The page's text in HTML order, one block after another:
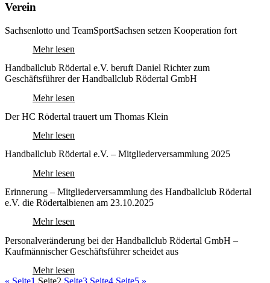
Verein
Sachsenlotto und TeamSportSachsen setzen Kooperation fort
Mehr lesen
Handballclub Rödertal e.V. beruft Daniel Richter zum
Geschäftsführer der Handballclub Rödertal GmbH
Mehr lesen
Der HC Rödertal trauert um Thomas Klein
Mehr lesen
Handballclub Rödertal e.V. – Mitgliederversammlung 2025
Mehr lesen
Erinnerung – Mitgliederversammlung des Handballclub Rödertal
e.V. die Rödertalbienen am 23.10.2025
Mehr lesen
Personalveränderung bei der Handballclub Rödertal GmbH –
Kaufmännischer Geschäftsführer scheidet aus
Mehr lesen
« Seite1 Seite2 Seite3 Seite4 Seite5 »